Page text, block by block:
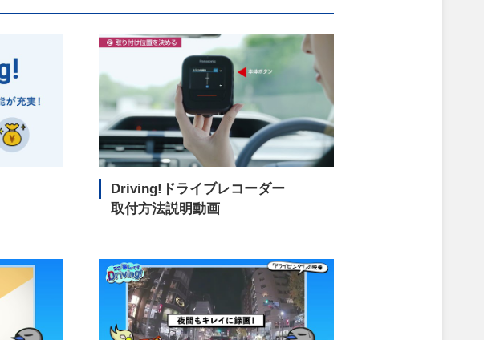
Driving!ドライブレコーダー
取付方法説明動画